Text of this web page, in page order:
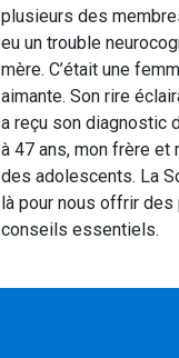
plusieurs des
eu un trouble
mère. C’était une
aimante. Son rire
a reçu son diagnostic
à 47 ans, mon frère et
des adolescents. La
là pour nous offrir
conseils essentiels.